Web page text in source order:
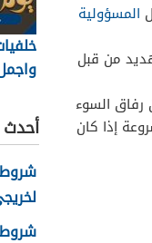
المسؤولية
من قبل
رفاق السوء
إذا كان
أحدث
شروط